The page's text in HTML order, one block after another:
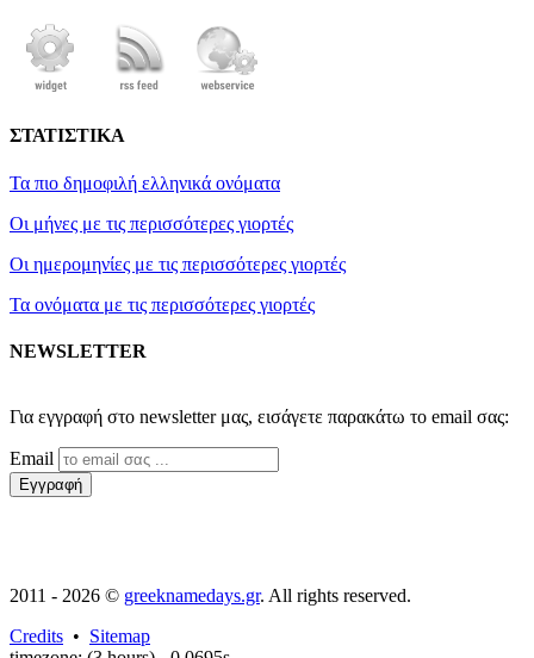
ΣΤΑΤΙΣΤΙΚΑ
Τα πιο δημοφιλή ελληνικά ονόματα
Οι μήνες με τις περισσότερες γιορτές
Οι ημερομηνίες με τις περισσότερες γιορτές
Τα ονόματα με τις περισσότερες γιορτές
NEWSLETTER
2011 - 2026 © greeknamedays.gr. All rights reserved.
Credits • Sitemap